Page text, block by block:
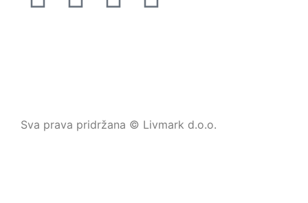
Sva prava pridržana © Livmark d.o.o.